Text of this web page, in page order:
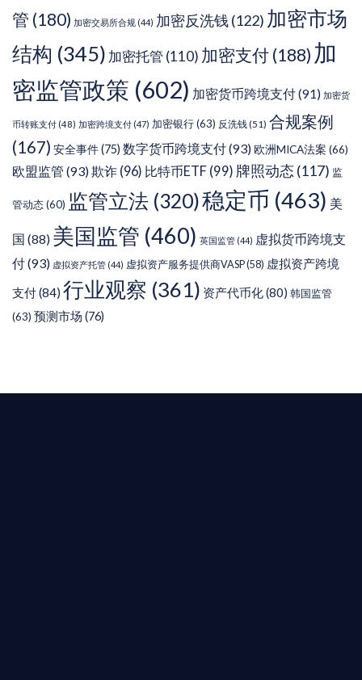
管 (180) 加密交易所合规 (44) 加密反洗钱 (122) 加密市场
结构 (345) 加密托管 (110) 加密支付 (188) 加
密监管政策 (602) 加密货币跨境支付(91) 加密货
币转账支付 (48) 加密跨境支付 (47) 加密银行(63) 反洗钱(51) 合规案例
(167) 安全事件(75) 数字货币跨境支付(93)欧洲MICA法案 (66)
欧盟监管 (93)欺诈 (96) 比特币ETF (99) 牌照动态 (117) 监
管动态(60) 监管立法 (320)稳定币 (463) 美
国 (88) 美国监管 (460) 英国监管 (44) 虚拟货币跨境支
付(93) 虚拟资产托管 (44) 虚拟资产服务提供商VASP(58) 虚拟资产跨境
支付(84) 行业观察 (361) 资产代币化(80) 韩国监管
(63) 预测市场 (76)